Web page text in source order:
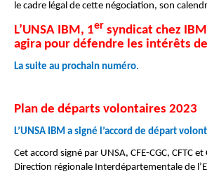
le cadre légal de cette négociation, son
L’UNSA IBM, 1er syndicat chez
agira pour défendre les intérêts
La suite au prochain numéro.
Plan de départs volontaires 2023
L’UNSA IBM a signé l’accord de départ
Cet accord signé par UNSA, CFE-CGC, CFTC
Direction régionale Interdépartementale de